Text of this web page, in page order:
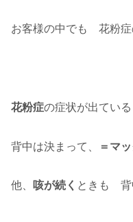
お客様の中でも 花粉症
花粉症の症状が出ている
背中は決まって、 ＝マ
他、 咳が続く ときも 背